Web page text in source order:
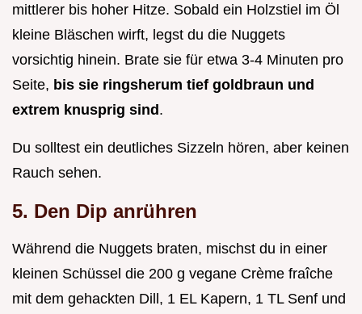
mittlerer bis hoher Hitze. Sobald ein Holzstiel im Öl
kleine Bläschen wirft, legst du die Nuggets
vorsichtig hinein. Brate sie für etwa 3-4 Minuten pro
Seite, bis sie ringsherum tief goldbraun und
extrem knusprig sind.
Du solltest ein deutliches Sizzeln hören, aber keinen
Rauch sehen.
5. Den Dip anrühren
Während die Nuggets braten, mischst du in einer
kleinen Schüssel die 200 g vegane Crème fraîche
mit dem gehackten Dill, 1 EL Kapern, 1 TL Senf und